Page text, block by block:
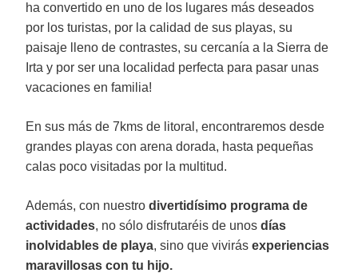
ha convertido en uno de los lugares más deseados
por los turistas, por la calidad de sus playas, su
paisaje lleno de contrastes, su cercanía a la Sierra de
Irta y por ser una localidad perfecta para pasar unas
vacaciones en familia!
En sus más de 7kms de litoral, encontraremos desde
grandes playas con arena dorada, hasta pequeñas
calas poco visitadas por la multitud.
Además, con nuestro divertidísimo programa de
actividades, no sólo disfrutaréis de unos días
inolvidables de playa, sino que vivirás experiencias
maravillosas con tu hijo.